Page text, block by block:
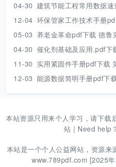
04-30 建筑节能工程常用数据速查
12-04 环保管家工作技术手册
05-03 养老金革命pdf下载 德鲁
04-30 催化剂基础及应用.pdf下载 [季
11-30 实用紧固件手册pdf下载
12-03 能源数据简明手册pdf下
本站资源只用来个人学习，请下载
站 | Need help？
本站是一个个人公益网站，资源来
www.789pdf.com [2025